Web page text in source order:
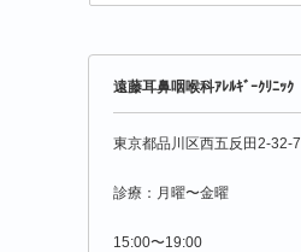
遠藤耳鼻咽喉科ｱﾚﾙｷﾞｰｸﾘﾆｯｸ
東京都品川区西五反田2-32-7
診療：月曜〜金曜
15:00〜19:00